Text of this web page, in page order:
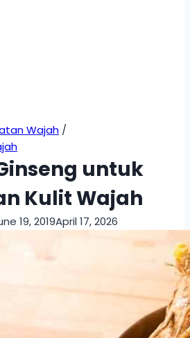
Wajah /
untuk
Kulit Wajah
19, 2019April 17, 2026